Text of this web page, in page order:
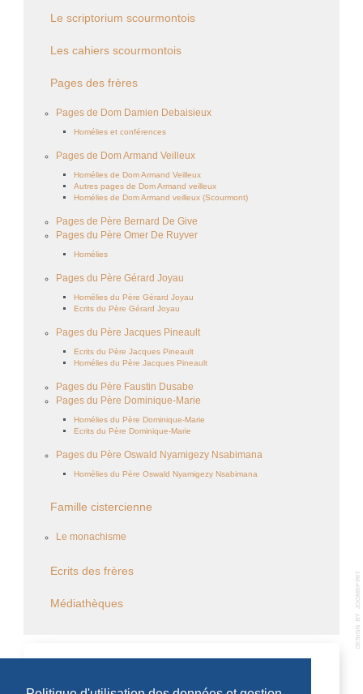
Le scriptorium scourmontois
Les cahiers scourmontois
Pages des frères
Pages de Dom Damien Debaisieux
Homélies et conférences
Pages de Dom Armand Veilleux
Homélies de Dom Armand Veilleux
Autres pages de Dom Armand veilleux
Homélies de Dom Armand veilleux (Scourmont)
Pages de Père Bernard De Give
Pages du Père Omer De Ruyver
Homélies
Pages du Père Gérard Joyau
Homélies du Père Gérard Joyau
Ecrits du Père Gérard Joyau
Pages du Père Jacques Pineault
Ecrits du Père Jacques Pineault
Homélies du Père Jacques Pineault
Pages du Père Faustin Dusabe
Pages du Père Dominique-Marie
Homélies du Père Dominique-Marie
Ecrits du Père Dominique-Marie
Pages du Père Oswald Nyamigezy Nsabimana
Homélies du Père Oswald Nyamigezy Nsabimana
Famille cistercienne
Le monachisme
Ecrits des frères
Médiathèques